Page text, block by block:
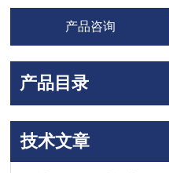
产品咨询
产品目录
技术文章